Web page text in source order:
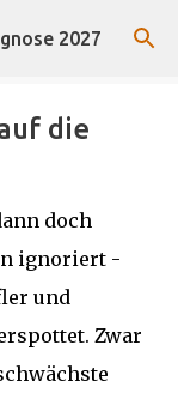
2027
die
doch
ignoriert -
und
Zwar